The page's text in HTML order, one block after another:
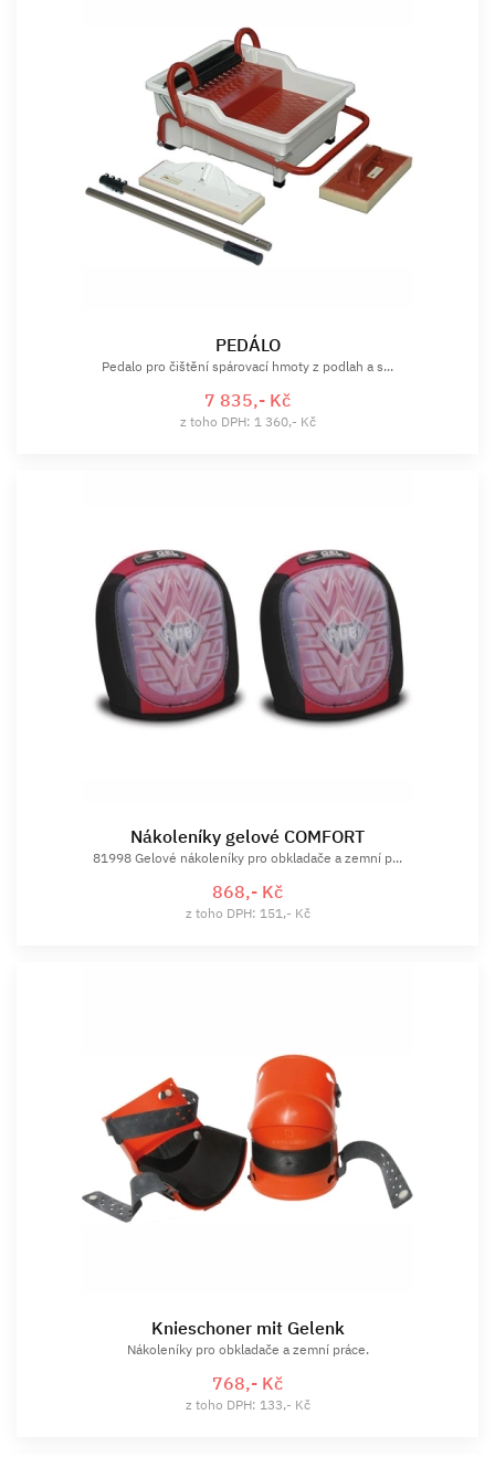
PEDÁLO
Pedalo pro čištění spárovací hmoty z podlah a s...
7 835,- Kč
z toho DPH: 1 360,- Kč
Nákoleníky gelové COMFORT
81998 Gelové nákoleníky pro obkladače a zemní p...
868,- Kč
z toho DPH: 151,- Kč
Knieschoner mit Gelenk
Nákoleníky pro obkladače a zemní práce.
768,- Kč
z toho DPH: 133,- Kč